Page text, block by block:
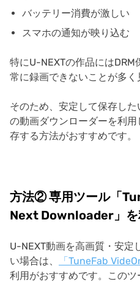
バッテリー消費が激しい
スマホの通知が映り込む
特にU-NEXTの作品には
常に録画できないことが多く
そのため、安定して保存し
の動画ダウンローダーを利
存する方法がおすすめです。
方法② 専用ツール「
Next Downloader」を
U-NEXT動画を高画質・安定
い場合は、
「TuneFab
利用がおすすめです。この